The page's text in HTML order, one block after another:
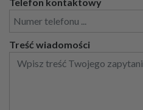
Telefon kontaktowy
Treść wiadomości